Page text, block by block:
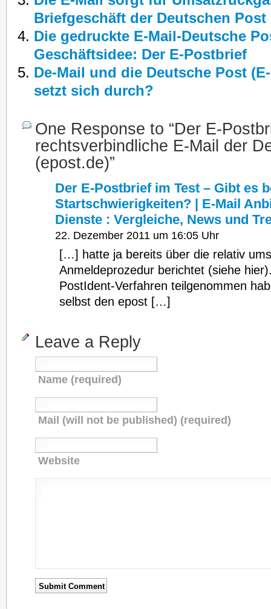
Briefgeschäft der Deutschen Post
Die gedruckte E-Mail-Deutsche
Geschäftsidee: Der E-Postbrief
De-Mail und die Deutsche Post
setzt sich durch?
One Response to “Der E-
rechtsverbindliche E-Mail der
(epost.de)”
Der E-Postbrief im Test – Gibt es
Startschwierigkeiten? | E-Mail
Dienste : Vergleiche, News und
22. Dezember 2011 um 16:05 Uhr
[…] hatte ja bereits über die relativ
Anmeldeprozedur berichtet (siehe
PostIdent-Verfahren teilgenommen
selbst den epost […]
Leave a Reply
Name (required)
Mail (will not be published) (required)
Website